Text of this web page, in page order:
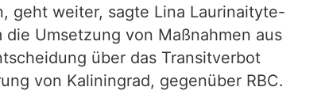
geht weiter, sagte Lina Laurinaityte-
Umsetzung von Maßnahmen aus
über das Transitverbot
von Kaliningrad, gegenüber RBC.